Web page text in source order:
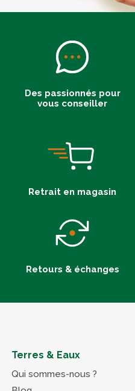
Des passionnés pour
vous conseiller
Retrait en magasin
Retours & échanges
Terres & Eaux
Qui sommes-nous ?